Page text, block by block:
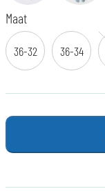
Maat
36-32 36-34